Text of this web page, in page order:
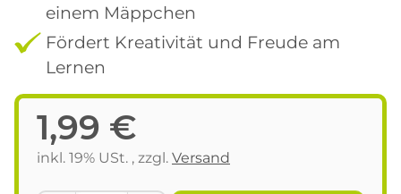
einem Mäppchen
Fördert Kreativität und Freude am
Lernen
1,99 €
inkl. 19% USt. , zzgl. Versand